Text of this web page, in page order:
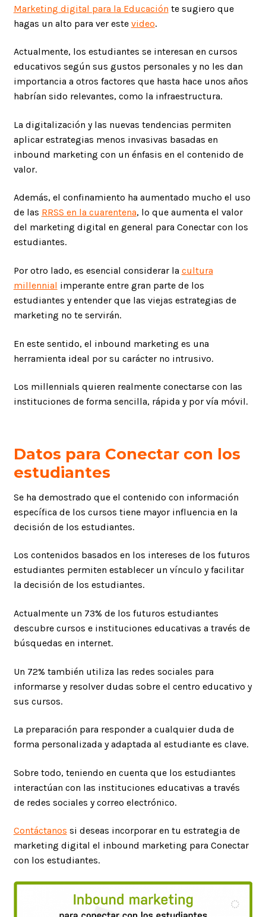
Marketing digital para la Educación te sugiero que
hagas un alto para ver este video.
Actualmente, los estudiantes se interesan en cursos
educativos según sus gustos personales y no les dan
importancia a otros factores que hasta hace unos años
habrían sido relevantes, como la infraestructura.
La digitalización y las nuevas tendencias permiten
aplicar estrategias menos invasivas basadas en
inbound marketing con un énfasis en el contenido de
valor.
Además, el confinamiento ha aumentado mucho el uso
de las RRSS en la cuarentena, lo que aumenta el valor
del marketing digital en general para Conectar con los
estudiantes.
Por otro lado, es esencial considerar la cultura
millennial imperante entre gran parte de los
estudiantes y entender que las viejas estrategias de
marketing no te servirán.
En este sentido, el inbound marketing es una
herramienta ideal por su carácter no intrusivo.
Los millennials quieren realmente conectarse con las
instituciones de forma sencilla, rápida y por vía móvil.
Datos para Conectar con los
estudiantes
Se ha demostrado que el contenido con información
específica de los cursos tiene mayor influencia en la
decisión de los estudiantes.
Los contenidos basados en los intereses de los futuros
estudiantes permiten establecer un vínculo y facilitar
la decisión de los estudiantes.
Actualmente un 73% de los futuros estudiantes
descubre cursos e instituciones educativas a través de
búsquedas en internet.
Un 72% también utiliza las redes sociales para
informarse y resolver dudas sobre el centro educativo y
sus cursos.
La preparación para responder a cualquier duda de
forma personalizada y adaptada al estudiante es clave.
Sobre todo, teniendo en cuenta que los estudiantes
interactúan con las instituciones educativas a través
de redes sociales y correo electrónico.
Contáctanos si deseas incorporar en tu estrategia de
marketing digital el inbound marketing para Conectar
con los estudiantes.